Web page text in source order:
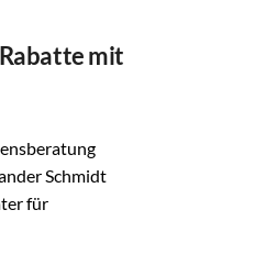
mit
Schmidt
für